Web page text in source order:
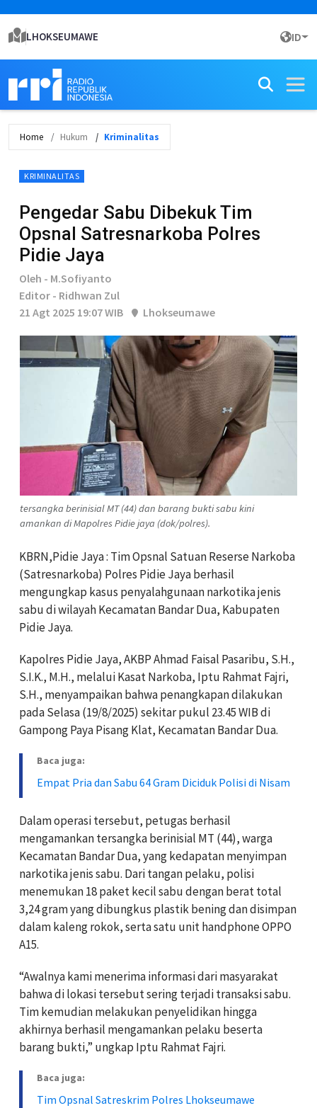
LHOKSEUMAWE ID
Home Hukum Kriminalitas
KRIMINALITAS
Pengedar Sabu Dibekuk Tim
Opsnal Satresnarkoba Polres
Pidie Jaya
Oleh - M.Sofiyanto
Editor - Ridhwan Zul
21 Agt 2025 19:07 WIB
Lhokseumawe
tersangka berinisial MT (44) dan barang bukti sabu kini
amankan di Mapolres Pidie jaya (dok/polres).
KBRN,Pidie Jaya : Tim Opsnal Satuan Reserse Narkoba
(Satresnarkoba) Polres Pidie Jaya berhasil
mengungkap kasus penyalahgunaan narkotika jenis
sabu di wilayah Kecamatan Bandar Dua, Kabupaten
Pidie Jaya.
Kapolres Pidie Jaya, AKBP Ahmad Faisal Pasaribu, S.H.,
S.I.K., M.H., melalui Kasat Narkoba, Iptu Rahmat Fajri,
S.H., menyampaikan bahwa penangkapan dilakukan
pada Selasa (19/8/2025) sekitar pukul 23.45 WIB di
Gampong Paya Pisang Klat, Kecamatan Bandar Dua.
Baca juga:
Empat Pria dan Sabu 64 Gram Diciduk Polisi di Nisam
Dalam operasi tersebut, petugas berhasil
mengamankan tersangka berinisial MT (44), warga
Kecamatan Bandar Dua, yang kedapatan menyimpan
narkotika jenis sabu. Dari tangan pelaku, polisi
menemukan 18 paket kecil sabu dengan berat total
3,24 gram yang dibungkus plastik bening dan disimpan
dalam kaleng rokok, serta satu unit handphone OPPO
A15.
“Awalnya kami menerima informasi dari masyarakat
bahwa di lokasi tersebut sering terjadi transaksi sabu.
Tim kemudian melakukan penyelidikan hingga
akhirnya berhasil mengamankan pelaku beserta
barang bukti,” ungkap Iptu Rahmat Fajri.
Baca juga:
Tim Opsnal Satreskrim Polres Lhokseumawe